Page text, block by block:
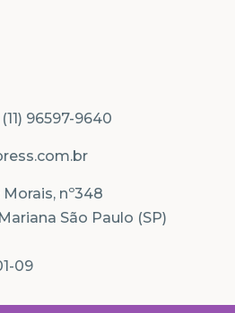
96597-9640
nº348
São Paulo (SP)
09